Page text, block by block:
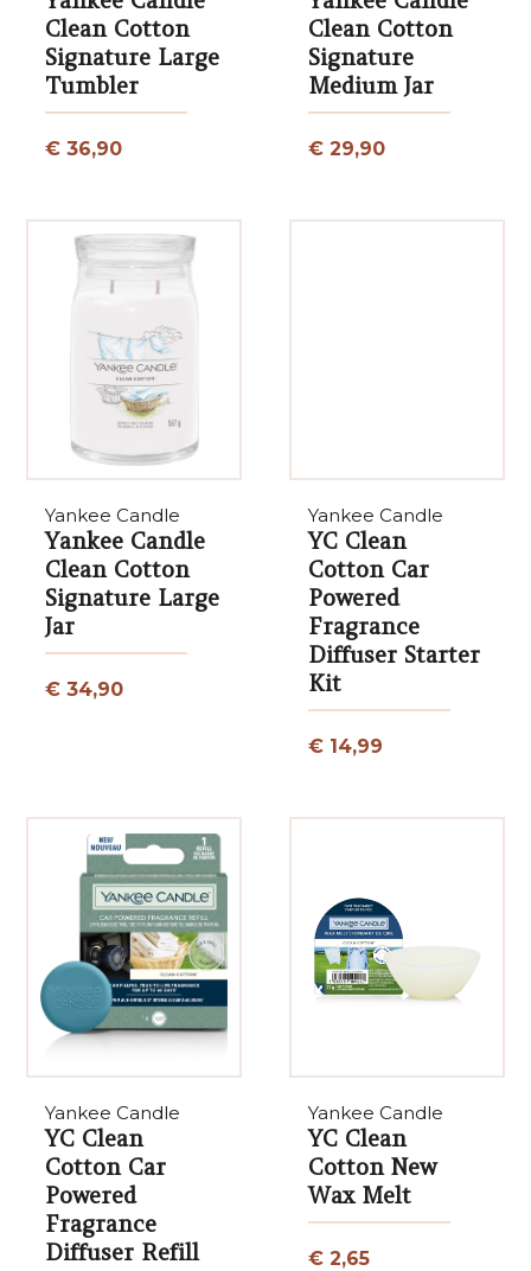
Clean Cotton
Signature Large
Tumbler
€ 36,90
Clean Cotton
Signature
Medium Jar
€ 29,90
Yankee Candle
Yankee Candle
Clean Cotton
Signature Large
Jar
€ 34,90
Yankee Candle
YC Clean
Cotton Car
Powered
Fragrance
Diffuser Starter
Kit
€ 14,99
Yankee Candle
YC Clean
Cotton Car
Powered
Fragrance
Diffuser Refill
Yankee Candle
YC Clean
Cotton New
Wax Melt
€ 2,65